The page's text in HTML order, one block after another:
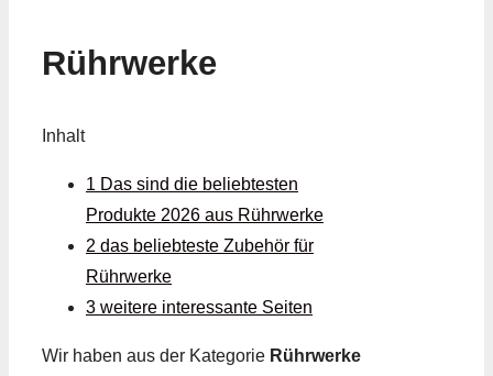
Rührwerke
Inhalt
1 Das sind die beliebtesten
Produkte 2026 aus Rührwerke
2 das beliebteste Zubehör für
Rührwerke
3 weitere interessante Seiten
Wir haben aus der Kategorie Rührwerke